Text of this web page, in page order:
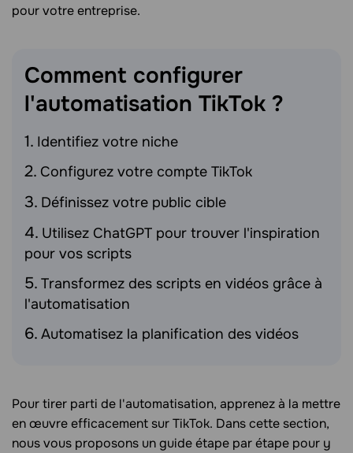
pour votre entreprise.
Comment configurer
l'automatisation TikTok ?
Identifiez votre niche
Configurez votre compte TikTok
Définissez votre public cible
Utilisez ChatGPT pour trouver l'inspiration
pour vos scripts
Transformez des scripts en vidéos grâce à
l'automatisation
Automatisez la planification des vidéos
Pour tirer parti de l'automatisation, apprenez à la mettre
en œuvre efficacement sur TikTok. Dans cette section,
nous vous proposons un guide étape par étape pour y